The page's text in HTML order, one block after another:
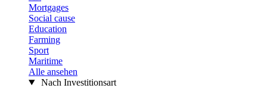
Mortgages
Social cause
Education
Farming
Sport
Maritime
Alle ansehen
Nach Investitionsart